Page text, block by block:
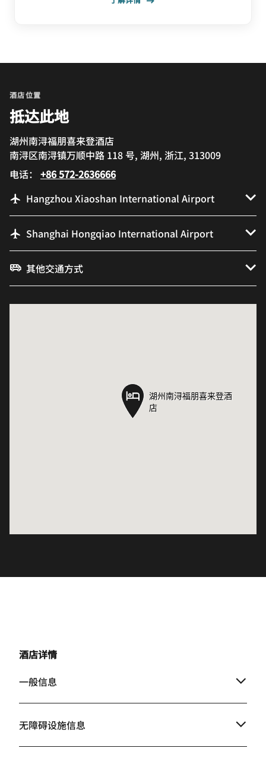
酒店位置
抵达此地
湖州南浔福朋喜来登酒店
南浔区南浔镇万顺中路 118 号, 湖州, 浙江, 313009
电话： +86 572-2636666
Hangzhou Xiaoshan International Airport
Shanghai Hongqiao International Airport
其他交通方式
湖州南浔福朋喜来登酒
店
湖州南浔福朋喜来登酒
店
酒店详情
一般信息
无障碍设施信息